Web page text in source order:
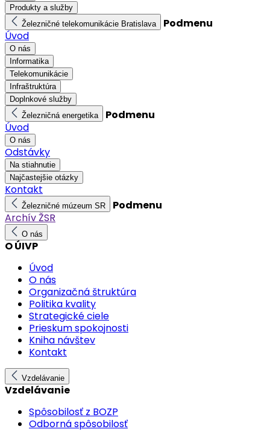
Produkty a služby
Železničné telekomunikácie Bratislava
Podmenu
Úvod
O nás
Informatika
Telekomunikácie
Infraštruktúra
Doplnkové služby
Železničná energetika
Podmenu
Úvod
O nás
Odstávky
Na stiahnutie
Najčastejšie otázky
Kontakt
Železničné múzeum SR
Podmenu
Archív ŽSR
O nás
O ÚIVP
Úvod
O nás
Organizačná štruktúra
Politika kvality
Strategické ciele
Prieskum spokojnosti
Kniha návštev
Kontakt
Vzdelávanie
Vzdelávanie
Spôsobilosť z BOZP
Odborná spôsobilosť